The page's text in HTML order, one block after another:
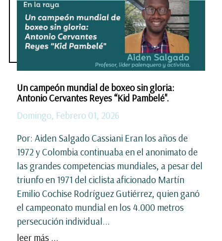
Un campeón mundial de boxeo sin gloria:
Antonio Cervantes Reyes “Kid Pambelé".
Domingo, Febrero 01, 2026
Por: Aiden Salgado Cassiani Eran los años de
1972 y Colombia continuaba en el anonimato de
las grandes competencias mundiales, a pesar del
triunfo en 1971 del ciclista aficionado Martín
Emilio Cochise Rodríguez Gutiérrez, quien ganó
el campeonato mundial en los 4.000 metros
persecución individual...
leer más ...